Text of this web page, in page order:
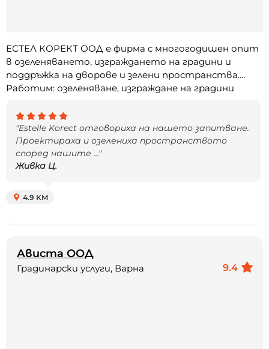
ЕСТЕЛ КОРЕКТ ООД е фирма с многогодишен опит
в озеленяването, изграждането на градини и
поддръжка на дворове и зелени пространства....
Работим: озеленяване, изграждане на градини
"Estelle Korect отговориха на нашето запитване.
Проектираха и озелениха пространството
според нашите ..."
Живка Ц.
4.9 KM
Ависта ООД
9.4
Градинарски услуги, Варна